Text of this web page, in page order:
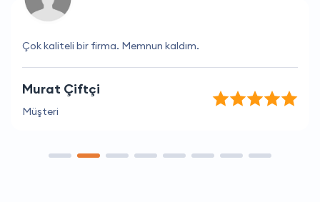
Çok kaliteli bir firma. Memnun kaldım.
Murat Çiftçi
Müşteri